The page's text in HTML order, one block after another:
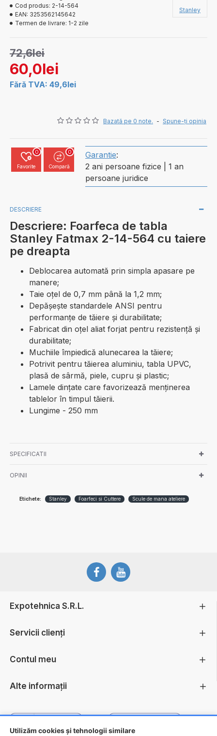
Utilizăm cookies și tehnologii similare
Bazată pe 0 note. - Spune-ţi opinia
60,0lei
72,6lei
Fără TVA: 49,6lei
Cod produs: 2-14-564
EAN: 3253562145642
Termen de livrare: 1-2 zile
Stanley
Favorite
0
Compară
0 Garantie:
2 ani persoane fizice | 1 an
persoane juridice
DESCRIERE
Descriere: Foarfeca de tabla
Stanley Fatmax 2-14-564 cu taiere
pe dreapta
Deblocarea automată prin simpla apasare pe
manere;
Taie oțel de 0,7 mm până la 1,2 mm;
Depășește standardele ANSI pentru
performanțe de tăiere și durabilitate;
Fabricat din oțel aliat forjat pentru rezistență și
durabilitate;
Muchiile împiedică alunecarea la tăiere;
Potrivit pentru tăierea aluminiu, tabla UPVC,
plasă de sârmă, piele, cupru și plastic;
Lamele dințate care favorizează menținerea
tablelor în timpul tăierii.
Lungime - 250 mm
SPECIFICATII
OPINII
Etichete: Stanley Foarfeci si Cuttere Scule de mana ateliere
Expotehnica S.R.L.
Servicii clienți
Contul meu
Alte informații